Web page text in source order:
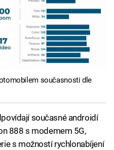
současnosti dle
současné androidí
888 s modemem 5G,
s možností rychlonabíjení